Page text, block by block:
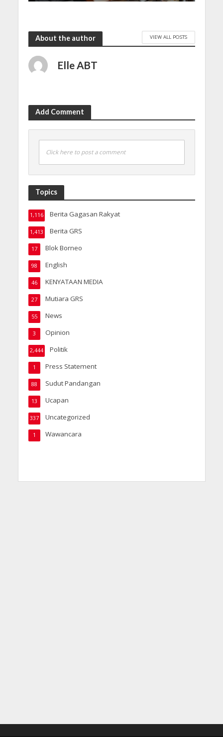
About the author VIEW ALL POSTS
Elle ABT
Add Comment
Click here to post a comment
Topics
Berita Gagasan Rakyat
1,116
Berita GRS
1,413
Blok Borneo
17
English
98
KENYATAAN MEDIA
46
Mutiara GRS
27
News
55
Opinion
3
Politik
2,444
Press Statement
1
Sudut Pandangan
88
Ucapan
13
Uncategorized
337
Wawancara
1